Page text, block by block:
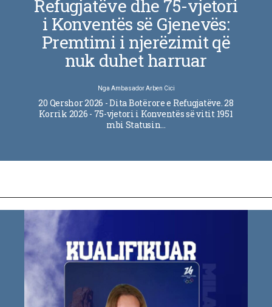
Refugjatëve dhe 75-vjetori
i Konventës së Gjenevës:
Premtimi i njerëzimit që
nuk duhet harruar
Nga Ambasador Arben Cici
20 Qershor 2026 - Dita Botërore e Refugjatëve. 28
Korrik 2026 - 75-vjetori i Konventës së vitit 1951
mbi Statusin…